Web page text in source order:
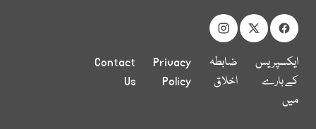
ایکسپریس
کے بارے
میں
ضابطہ
اخلاق
Privacy
Policy
Contact
Us